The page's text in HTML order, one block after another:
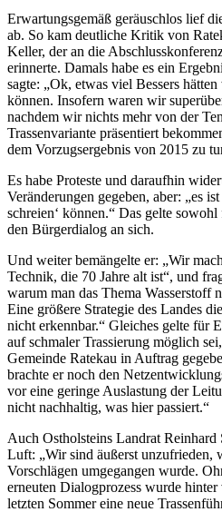
Erwartungsgemäß geräuschlos lief
ab. So kam deutliche Kritik von
Keller, der an die
erinnerte. Damals habe es ein
sagte: „Ok, etwas viel Bessers
können. Insofern waren wir
nachdem wir nichts mehr von der
Trassenvariante präsentiert
dem Vorzugsergebnis von 2015 zu
Es habe Proteste und daraufhin
Veränderungen gegeben, aber: „es
schreien‘ können.“ Das gelte
den Bürgerdialog an sich.
Und weiter bemängelte er: „Wir
Technik, die 70 Jahre alt ist“, und
warum man das Thema Wasserstoff
Eine größere Strategie des Landes
nicht erkennbar.“ Gleiches gelte für
auf schmaler Trassierung möglich
Gemeinde Ratekau in Auftrag
brachte er noch den
vor eine geringe Auslastung der
nicht nachhaltig, was hier passiert.“
Auch Ostholsteins Landrat Reinhard
Luft: „Wir sind äußerst unzufrieden,
Vorschlägen umgegangen wurde.
erneuten Dialogprozess wurde
letzten Sommer eine neue